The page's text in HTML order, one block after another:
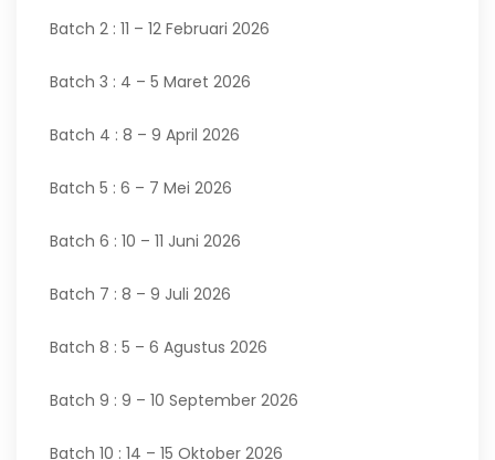
Batch 2 : 11 – 12 Februari 2026
Batch 3 : 4 – 5 Maret 2026
Batch 4 : 8 – 9 April 2026
Batch 5 : 6 – 7 Mei 2026
Batch 6 : 10 – 11 Juni 2026
Batch 7 : 8 – 9 Juli 2026
Batch 8 : 5 – 6 Agustus 2026
Batch 9 : 9 – 10 September 2026
Batch 10 : 14 – 15 Oktober 2026